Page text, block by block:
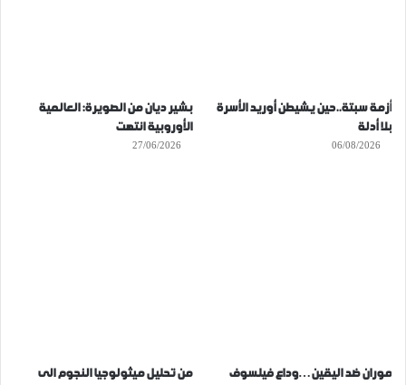
أزمة سبتة..حين يشيطن أوريد الأسرة
بلا أدلة
06/08/2026
بشير ديان من الصويرة: العالمية
الأوروبية انتهت
27/06/2026
موران ضد اليقين…وداع فيلسوف
من تحليل ميثولوجيا النجوم الى